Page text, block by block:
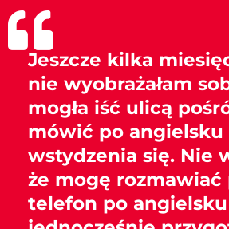
Jeszcze kilka
nie wyobrażałam
mogła iść ulicą
mówić po angielsku
wstydzenia się. Nie
że mogę rozmawiać
telefon po